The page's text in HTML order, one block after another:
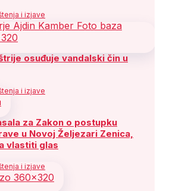
i izjave
osuđuje vandalski čin u
i izjave
za Zakon o postupku
u Novoj Željezari Zenica,
vlastiti glas
i izjave